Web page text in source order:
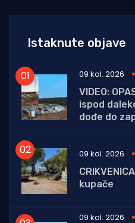
Istaknute objave
09 kol. 2026
VIDEO:
ispod
dođe do
09 kol. 2026
kupače
09 kol. 2026